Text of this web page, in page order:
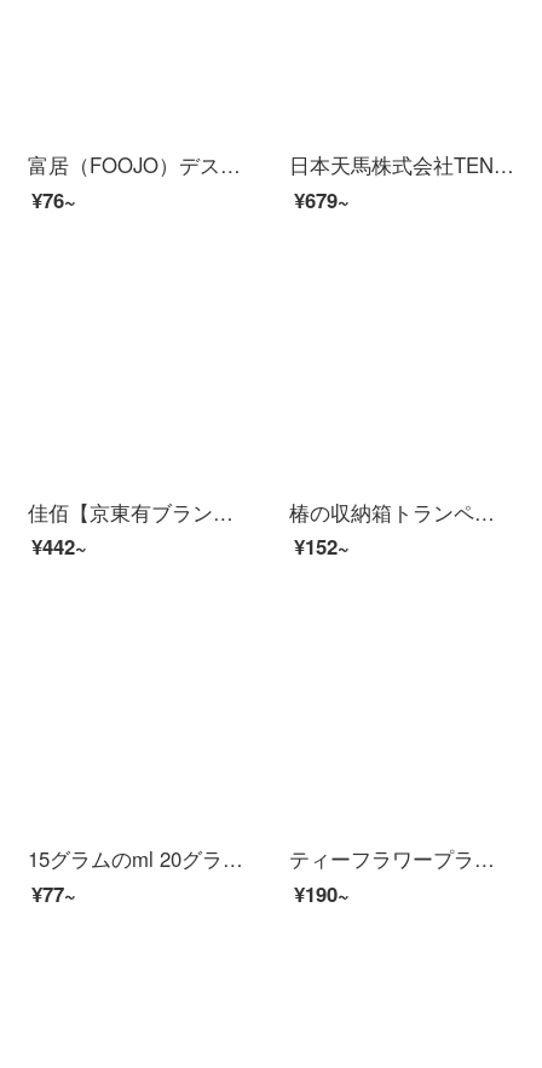
富居（FOOJO）デスクトップ収納ボックス化粧品アクセサリー収納ボックス浴室キッチン雑物整理箱透明【トランペット】単品セット
¥76~
日本天馬株式会社TENMA収納箱46リットルオーバーコート整理箱おもちゃお菓子箱透明クローゼット収納ボックスロコス引越し包装箱大サイズ
¥679~
佳佰【京東有ブランド】冷蔵庫収納ボックス大保存箱長方形プラスチック密封野菜果物引出し式冷凍整理収納ボックス透明ブルー2大2小
¥442~
椿の収納箱トランペット透明整理箱プラスチック収納箱携帯蓋付き玩具お菓子化粧品アクセサリー収納箱（I買ってIプレゼント）6.5 L混色
¥152~
15グラムのml 20グラム30グラムのmlgミリリットルの金銀の蓋のプラスチックの透明な瓶の小さい瓶の空き瓶を分けて瓶のカプセルのSN 5001 30ミリリットルの銀の蓋を詰めます。
¥77~
ティーフラワープラスチック収納ケース6.5 L透明ミニ薬箱お菓子化粧品収納ボックスキッチン収納収納収納収納ケース2個入り【色はランダム】
¥190~